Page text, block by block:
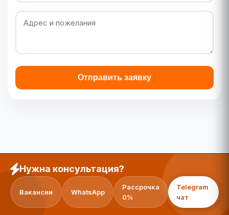
Отправить заявку
Нужна консультация?
Вакансии WhatsApp
Рассрочка
0%
Telegram
чат